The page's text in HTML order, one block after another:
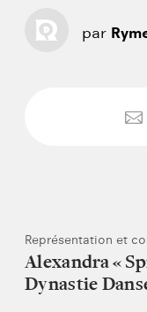
par
Représentation et
Alexandra «
Dynastie